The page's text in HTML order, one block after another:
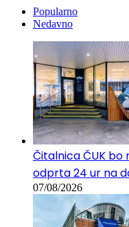
Popularno
Nedavno
Čitalnica ČUK bo
odprta 24 ur na
07/08/2026